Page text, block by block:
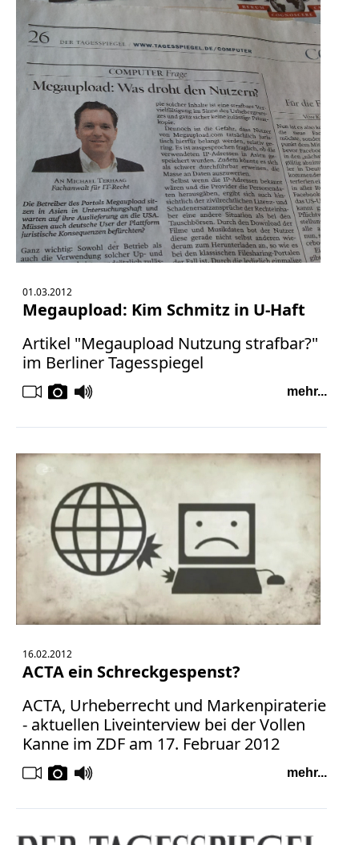
01.03.2012
Megaupload: Kim Schmitz in U-Haft
Artikel "Megaupload Nutzung strafbar?"
im Berliner Tagesspiegel
mehr...
16.02.2012
ACTA ein Schreckgespenst?
ACTA, Urheberrecht und Markenpiraterie
- aktuellen Liveinterview bei der Vollen
Kanne im ZDF am 17. Februar 2012
mehr...